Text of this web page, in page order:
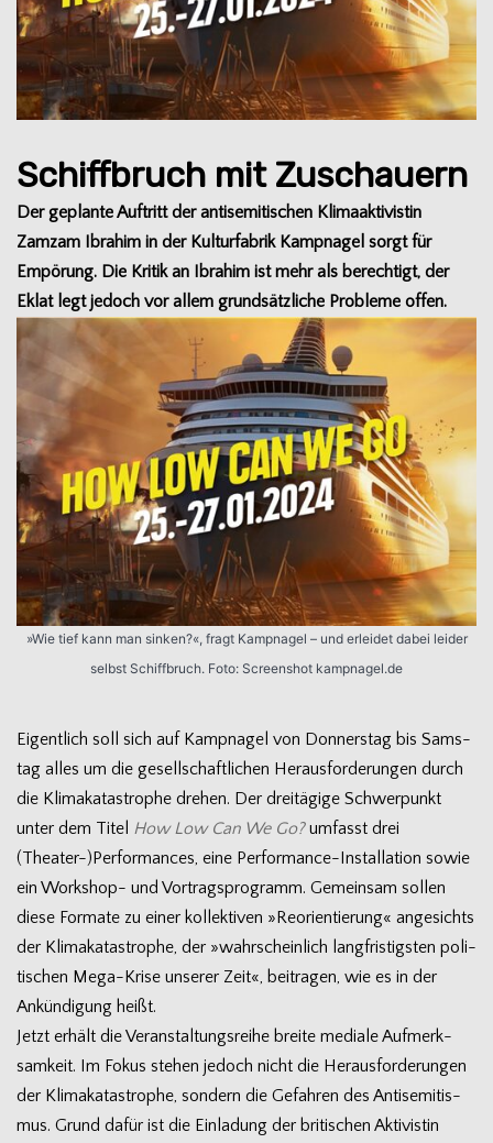
Schiffbruch mit Zuschauern
Der geplante Auf­tritt der anti­se­mi­ti­schen Kli­ma­ak­ti­vis­tin
Zamzam Ibra­him in der Kul­tur­fa­brik Kamp­na­gel sorgt für
Empö­rung. Die Kri­tik an Ibra­him ist mehr als berech­tigt, der
Eklat legt jedoch vor allem grund­sätz­li­che Pro­bleme offen.
»Wie tief kann man sin­ken?«, fragt Kamp­na­gel – und erlei­det dabei lei­der
selbst Schiff­bruch. Foto: Screen­shot kampnagel.de
Eigent­lich soll sich auf Kamp­na­gel von Don­ners­tag bis Sams­
tag alles um die gesell­schaft­li­chen Her­aus­for­de­run­gen durch
die Kli­ma­ka­ta­stro­phe dre­hen. Der drei­tä­gige Schwer­punkt
unter dem Titel How Low Can We Go?umfasst drei
(Theater-)Performances, eine Performance-Installation sowie
ein Workshop- und Vor­trags­pro­gramm. Gemein­sam sol­len
diese For­mate zu einer kol­lek­ti­ven »Reori­en­tie­rung« ange­sichts
der Kli­ma­ka­ta­stro­phe, der »wahr­schein­lich lang­fris­tigs­ten poli­
ti­schen Mega-Krise unse­rer Zeit«, bei­tra­gen, wie es in der
Ankün­di­gung heißt.
Jetzt erhält die Ver­an­stal­tungs­reihe breite mediale Auf­merk­
sam­keit. Im Fokus ste­hen jedoch nicht die Her­aus­for­de­run­gen
der Kli­ma­ka­ta­stro­phe, son­dern die Gefah­ren des Anti­se­mi­tis­
mus. Grund dafür ist die Ein­la­dung der bri­ti­schen Akti­vis­tin